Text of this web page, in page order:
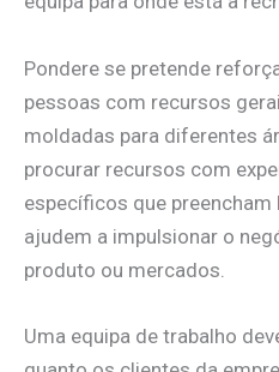
Pondere se pretende
pessoas com recursos
moldadas para diferentes
procurar recursos com
específicos que
ajudem a impulsionar o
produto ou mercados.
Uma equipa de trabalho